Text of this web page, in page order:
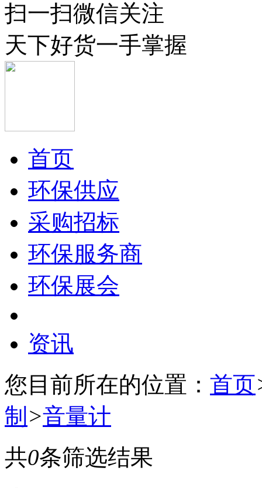
扫一扫微信关注
天下好货一手掌握
首页
环保供应
采购招标
环保服务商
环保展会
资讯
您目前所在的位置： 首页
制 >音量计
共0条筛选结果